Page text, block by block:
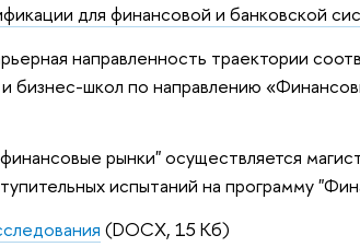
для финансовой и банковской
направленность траектории
бизнес-школ по направлению
рынки" осуществляется
испытаний на программу
(DOCX, 15 Кб)